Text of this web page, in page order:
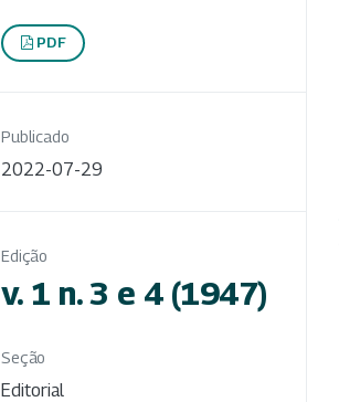
PDF
Publicado
2022-07-29
Edição
v. 1 n. 3 e 4 (1947)
Seção
Editorial